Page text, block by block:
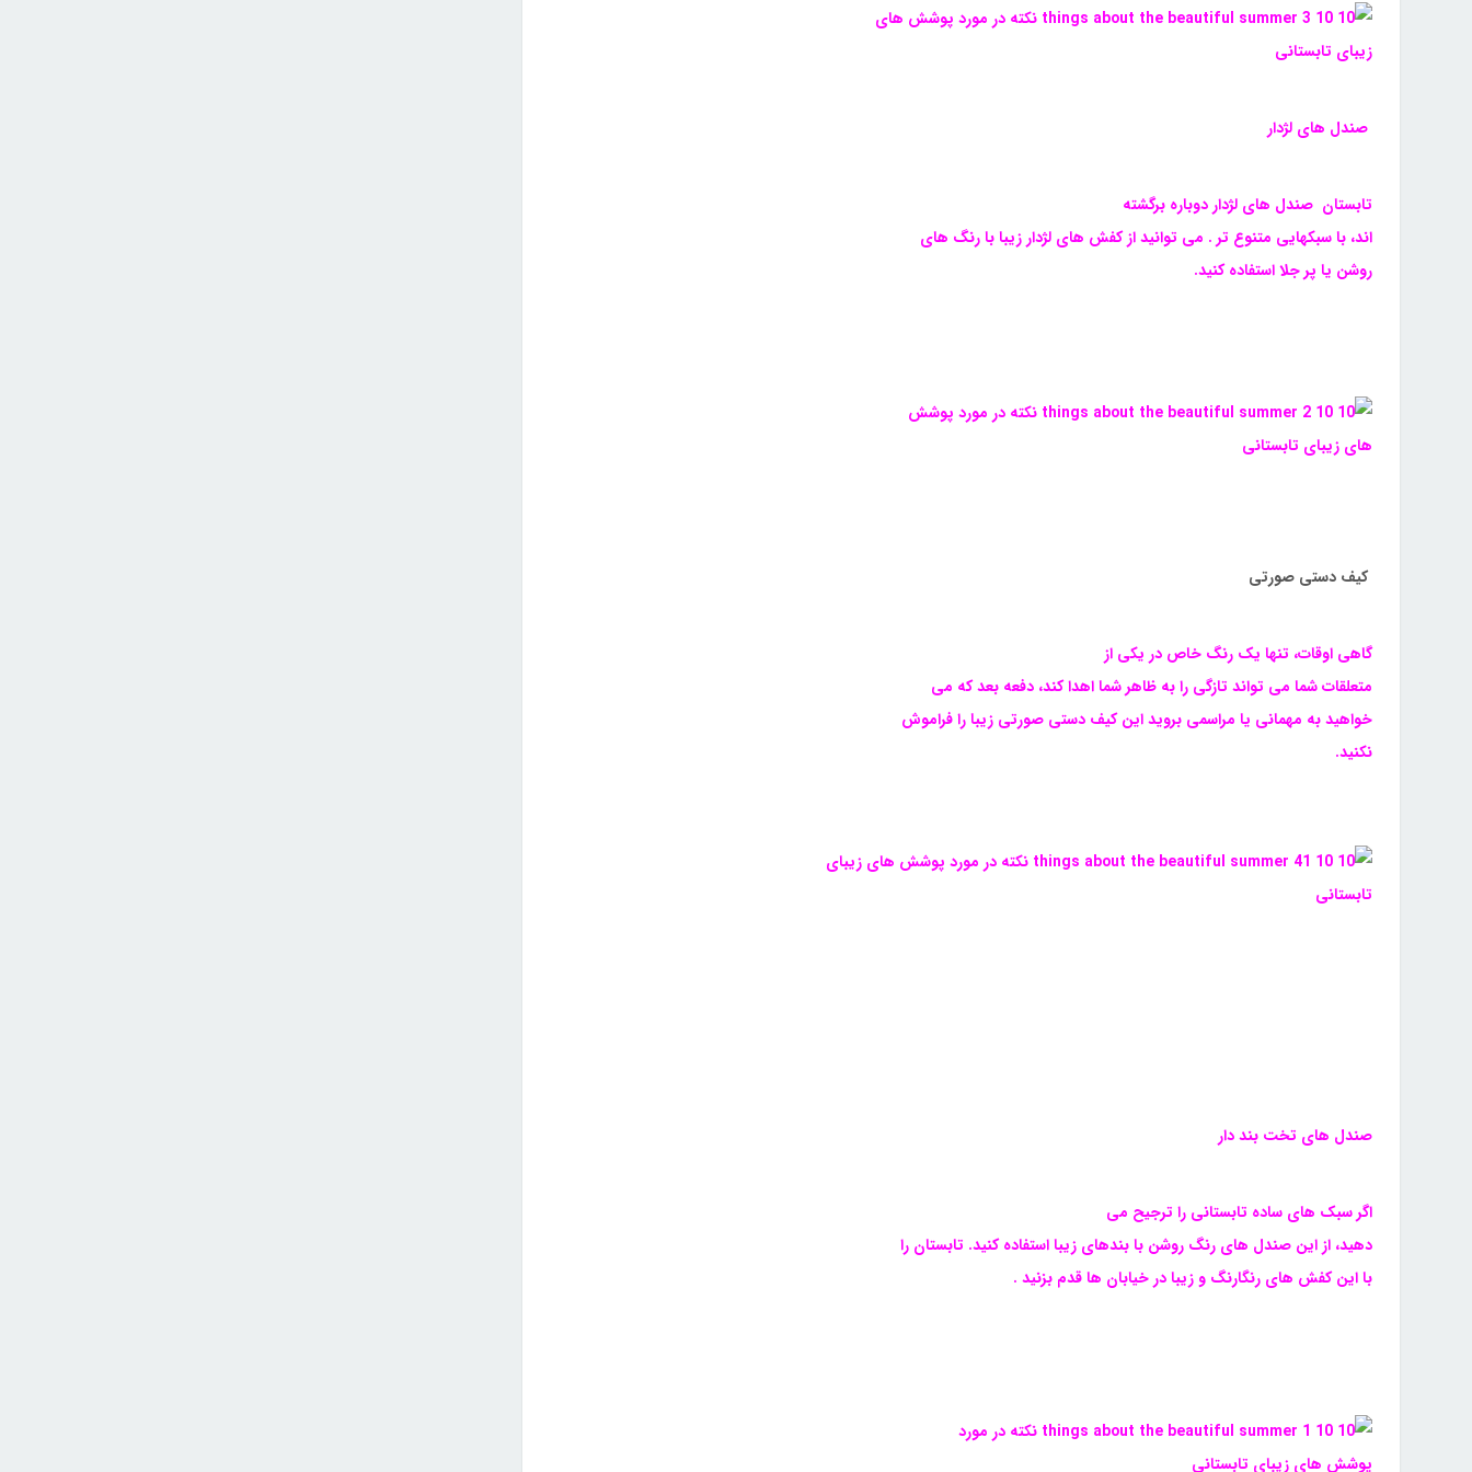
صندل های لژدار
تابستان صندل های لژدار دوباره برگشته
اند، با سبکهایی متنوع تر . می توانید از کفش های لژدار زیبا با رنگ های
روشن یا پر جلا استفاده کنید.
کیف دستی صورتی
گاهی اوقات، تنها یک رنگ خاص در یکی از
متعلقات شما می تواند تازگی را به ظاهر شما اهدا کند، دفعه بعد که می
خواهید به مهمانی یا مراسمی بروید این کیف دستی صورتی زیبا را فراموش
نکنید.
صندل های تخت بند دار
اگر سبک های ساده تابستانی را ترجیح می
دهید، از این صندل های رنگ روشن با بندهای زیبا استفاده کنید. تابستان را
با این کفش های رنگارنگ و زیبا در خیابان ها قدم بزنید .